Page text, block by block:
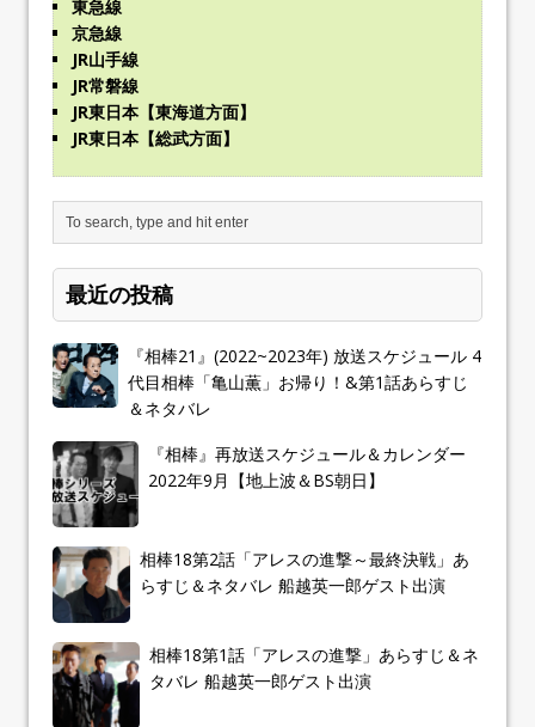
東急線
京急線
JR山手線
JR常磐線
JR東日本【東海道方面】
JR東日本【総武方面】
最近の投稿
『相棒21』(2022~2023年) 放送スケジュール 4
代目相棒「亀山薫」お帰り！&第1話あらすじ
＆ネタバレ
『相棒』再放送スケジュール＆カレンダー
2022年9月【地上波＆BS朝日】
相棒18第2話「アレスの進撃～最終決戦」あ
らすじ＆ネタバレ 船越英一郎ゲスト出演
相棒18第1話「アレスの進撃」あらすじ＆ネ
タバレ 船越英一郎ゲスト出演